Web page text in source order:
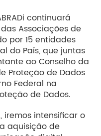
continuará
Associações de
por 15 entidades
do País, que juntas
ao Conselho da
Proteção de Dados
Federal na
de Dados.
iremos intensificar o
aquisição de